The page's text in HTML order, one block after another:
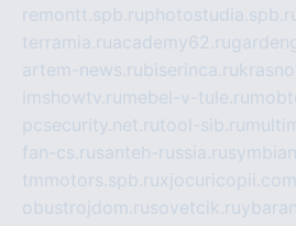
remontt.spb.ru
terramia.ruacademy62.ru
artem-news.rubiserinca.ru
imshowtv.ru mebel-v-tule.ru
pcsecurity.net.rutool-sib.ru
fan-cs.rusanteh-russia.ru
tmmotors.spb.ruxjocuricopii.com
obustrojdom.rusovetcik.ru